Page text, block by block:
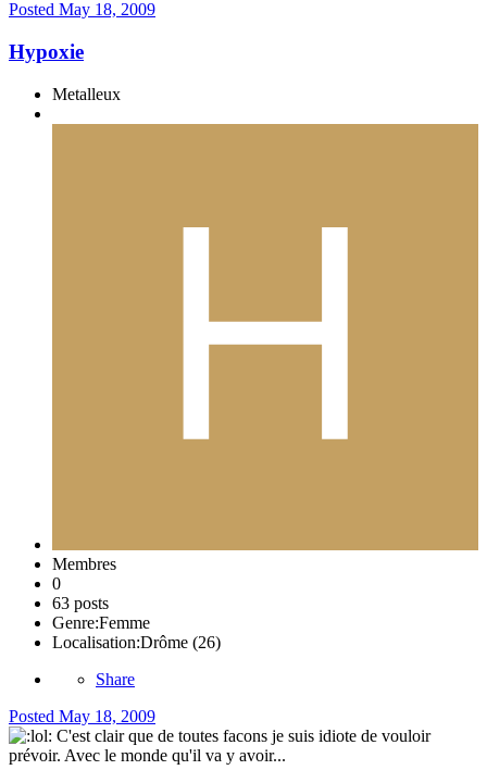
Posted May 18, 2009
Hypoxie
Metalleux
Membres
0
63 posts
Genre:Femme
Localisation:Drôme (26)
Share
Posted May 18, 2009
C'est clair que de toutes facons je suis idiote de vouloir
prévoir. Avec le monde qu'il va y avoir...